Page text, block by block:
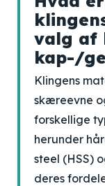
valg af
kap-/
Klingens
skæreevne
forskellige
herunder
steel (HSS)
deres